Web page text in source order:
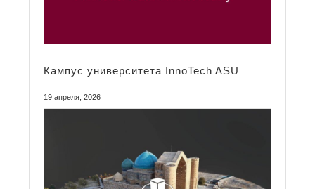
Кампус университета InnoTech ASU
19 апреля, 2026